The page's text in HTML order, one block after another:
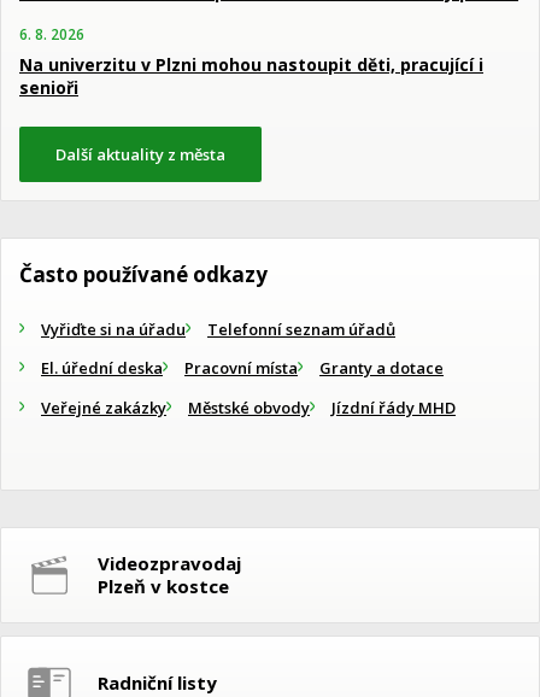
6. 8. 2026
Na univerzitu v Plzni mohou nastoupit děti, pracující i
senioři
Další aktuality z města
Často používané odkazy
Vyřiďte si na úřadu
Telefonní seznam úřadů
El. úřední deska
Pracovní místa
Granty a dotace
Veřejné zakázky
Městské obvody Jízdní řády MHD
Videozpravodaj
Plzeň v kostce
Radniční listy